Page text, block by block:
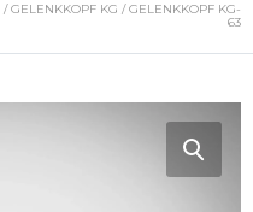
/GELENKKOPF KG / GELENKKOPF KG-
63